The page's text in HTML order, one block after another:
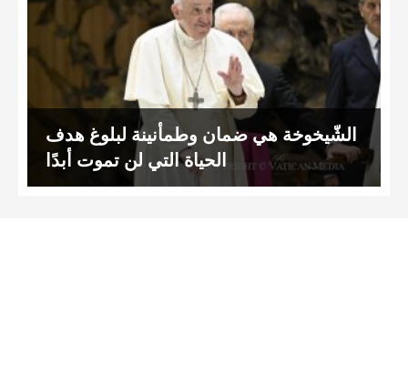
الشّيخوخة هي ضمان وطمأنينة لبلوغ هدف
الحياة التي لن تموت أبدًا